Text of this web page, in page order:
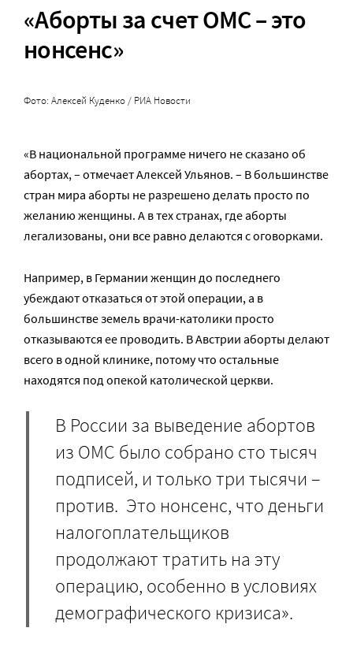
«Аборты за счет ОМС – это
нонсенс»
Фото: Алексей Куденко / РИА Новости
«В национальной программе ничего не сказано об
абортах, – отмечает Алексей Ульянов. – В большинстве
стран мира аборты не разрешено делать просто по
желанию женщины. А в тех странах, где аборты
легализованы, они все равно делаются с оговорками.
Например, в Германии женщин до последнего
убеждают отказаться от этой операции, а в
большинстве земель врачи-католики просто
отказываются ее проводить. В Австрии аборты делают
всего в одной клинике, потому что остальные
находятся под опекой католической церкви.
В России за выведение абортов
из ОМС было собрано сто тысяч
подписей, и только три тысячи –
против. Это нонсенс, что деньги
налогоплательщиков
продолжают тратить на эту
операцию, особенно в условиях
демографического кризиса».